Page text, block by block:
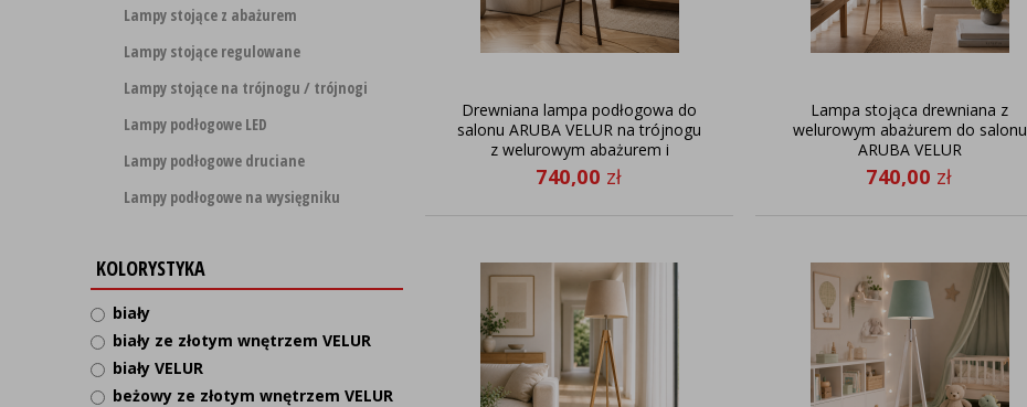
Lampy stojące z abażurem
Lampy stojące regulowane
Lampy stojące na trójnogu / trójnogi
Lampy podłogowe LED
Lampy podłogowe druciane
Lampy podłogowe na wysięgniku
KOLORYSTYKA
biały
biały ze złotym wnętrzem VELUR
biały VELUR
beżowy ze złotym wnętrzem VELUR
Drewniana lampa podłogowa do
salonu ARUBA VELUR na trójnogu
z welurowym abażurem i
włącznikiem nożnym
740,00 zł
Lampa stojąca drewniana z
welurowym abażurem do salonu
ARUBA VELUR
740,00 zł